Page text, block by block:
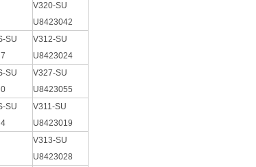
V320-SU
U8423042
SU
V312-SU
U8423024
SU
V327-SU
U8423055
SU
V311-SU
U8423019
V313-SU
U8423028